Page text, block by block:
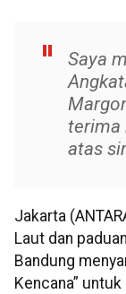
Saya
terima
atas
Jakarta
Laut dan
Bandung
Kencana”